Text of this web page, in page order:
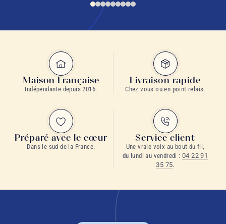
Maison Française
Indépendante depuis 2016.
Livraison rapide
Chez vous ou en point relais.
Préparé avec le cœur
Dans le sud de la France.
Service client
Une vraie voix au bout du fil,
du lundi au vendredi :04 22 91
35 75.